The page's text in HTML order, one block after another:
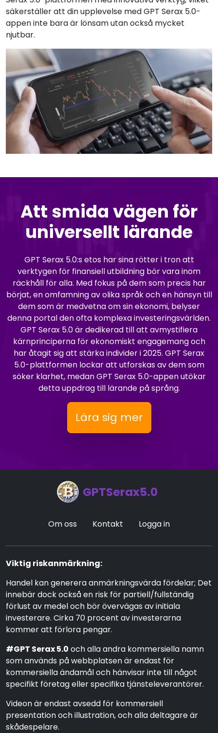
säkerställer att din upplevelse med GPT Serax 5.0-
appen inte bara är lönsam utan också mycket
njutbar.
Att smida vägen för
universellt lärande
GPT Serax 5.0:s etos har sina rötter i tron att
verktygen för finansiell utbildning bör vara inom
räckhåll för alla. Med fokus på dem som precis har
börjat, en omfamning av olika språk och en hänsyn till
dem som är medvetna om sin ekonomi, belyser
denna portal den ofta komplexa investeringsvärlden.
GPT Serax 5.0 är dedikerad till att avmystifiera
kärnprinciperna för ekonomiskt engagemang och
har åtagit sig att stärka individer i 2025. GPT Serax
5.0-plattformen lockar att utforskas av dem som
söker klarhet, medan GPT Serax 5.0-appen utökar
detta uppdrag till lärande på språng.
Lära sig mer
GPTSerax5.0
Om oss Kontakt Logga in
Viktig riskanmärkning:
Handel kan generera anmärkningsvärda fördelar; Det
innebär dock också en risk för partiell/fullständig
förlust av medel och bör övervägas av initiala
investerare. Cirka 70 procent av investerarna
kommer att förlora pengar.
#GPT Serax 5.0 och alla andra kommersiella namn
som används på webbplatsen är endast för
kommersiella ändamål och hänvisar inte till något
specifikt företag eller specifika tjänsteleverantörer.
Videon är endast avsedd för kommersiell
presentation och illustration, och alla deltagare är
skådespelare.